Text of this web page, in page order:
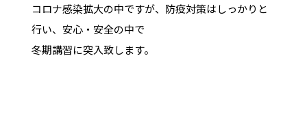
コロナ感染拡大の中ですが、防疫対策はしっかりと
行い、安心・安全の中で
冬期講習に突入致します。